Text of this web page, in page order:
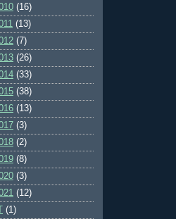
(16)
(13)
(7)
(26)
(33)
(38)
(13)
(3)
(2)
(8)
(3)
(12)
(1)